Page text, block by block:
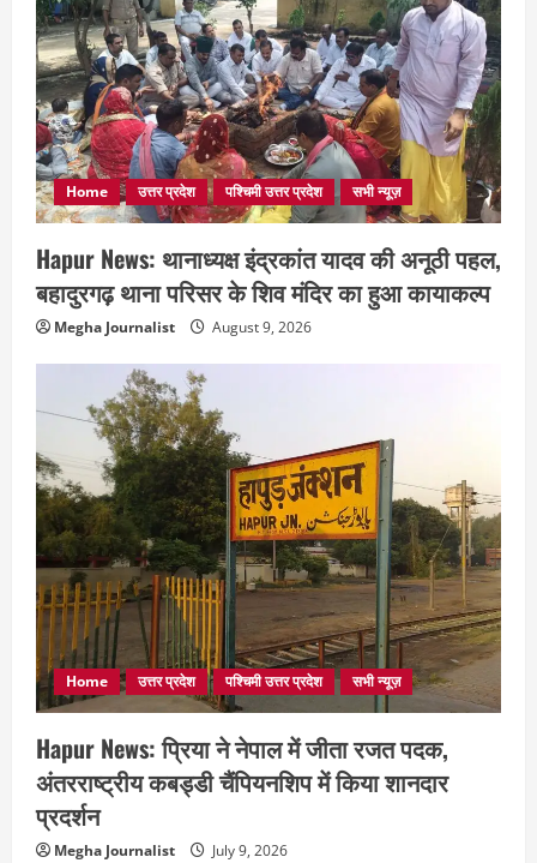
Home उत्तर प्रदेश पश्चिमी उत्तर प्रदेश सभी न्यूज़
Hapur News: थानाध्यक्ष इंद्रकांत यादव की अनूठी पहल,
बहादुरगढ़ थाना परिसर के शिव मंदिर का हुआ कायाकल्प
Megha Journalist August 9, 2026
Home उत्तर प्रदेश पश्चिमी उत्तर प्रदेश सभी न्यूज़
Hapur News: प्रिया ने नेपाल में जीता रजत पदक,
अंतरराष्ट्रीय कबड्डी चैंपियनशिप में किया शानदार
प्रदर्शन
Megha Journalist July 9, 2026